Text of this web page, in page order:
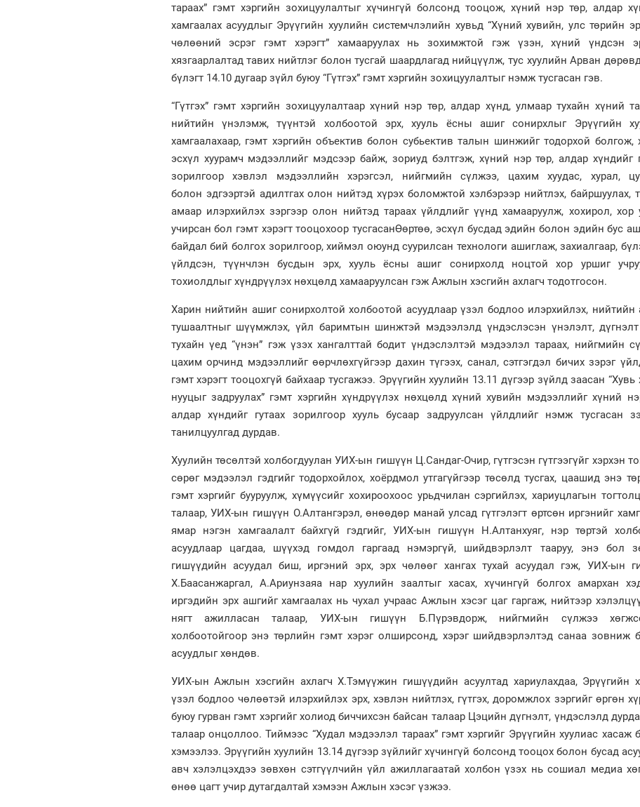
тараах” гэмт хэргийн зохицуулалтыг хүчингүй болсонд тооцож, хүний нэр төр, алдар
хамгаалах асуудлыг Эрүүгийн хуулийн системчлэлийн хувьд “Хүний хувийн, улс төрийн
чөлөөний эсрэг гэмт хэрэгт” хамааруулах нь зохимжтой гэж үзэн, хүний үндсэн
хязгаарлалтад тавих нийтлэг болон тусгай шаардлагад нийцүүлж, тус хуулийн Арван
бүлэгт 14.10 дугаар зүйл буюу “Гүтгэх” гэмт хэргийн зохицуулалтыг нэмж тусгасан гэв.
“Гүтгэх” гэмт хэргийн зохицуулалтаар хүний нэр төр, алдар хүнд, улмаар тухайн хүний
нийтийн үнэлэмж, түүнтэй холбоотой эрх, хууль ёсны ашиг сонирхлыг Эрүүгийн
хамгаалахаар, гэмт хэргийн объектив болон субьектив талын шинжийг тодорхой болгож,
эсхүл хуурамч мэдээллийг мэдсээр байж, зориуд бэлтгэж, хүний нэр төр, алдар хүндийг
зорилгоор хэвлэл мэдээллийн хэрэгсэл, нийгмийн сүлжээ, цахим хуудас, хурал,
болон эдгээртэй адилтгах олон нийтэд хүрэх боломжтой хэлбэрээр нийтлэх, байршуулах,
амаар илэрхийлэх зэргээр олон нийтэд тараах үйлдлийг үүнд хамааруулж, хохирол, хор
учирсан бол гэмт хэрэгт тооцохоор тусгасанӨөртөө, эсхүл бусдад эдийн болон эдийн бус
байдал бий болгох зорилгоор, хиймэл оюунд суурилсан технологи ашиглаж, захиалгаар,
үйлдсэн, түүнчлэн бусдын эрх, хууль ёсны ашиг сонирхолд ноцтой хор уршиг
тохиолдлыг хүндрүүлэх нөхцөлд хамааруулсан гэж Ажлын хэсгийн ахлагч тодотгосон.
Харин нийтийн ашиг сонирхолтой холбоотой асуудлаар үзэл бодлоо илэрхийлэх, нийтийн
тушаалтныг шүүмжлэх, үйл баримтын шинжтэй мэдээлэлд үндэслэсэн үнэлэлт, дүгнэлт
тухайн үед “үнэн” гэж үзэх хангалттай бодит үндэслэлтэй мэдээлэл тараах, нийгмийн
цахим орчинд мэдээллийг өөрчлөхгүйгээр дахин түгээх, санал, сэтгэгдэл бичих зэрэг
гэмт хэрэгт тооцохгүй байхаар тусгажээ. Эрүүгийн хуулийн 13.11 дүгээр зүйлд заасан “Хувь
нууцыг задруулах” гэмт хэргийн хүндрүүлэх нөхцөлд хүний хувийн мэдээллийг хүний
алдар хүндийг гутаах зорилгоор хууль бусаар задруулсан үйлдлийг нэмж тусгасан
танилцуулгад дурдав.
Хуулийн төсөлтэй холбогдуулан УИХ-ын гишүүн Ц.Сандаг-Очир, гүтгэсэн гүтгээгүйг хэрхэн
сөрөг мэдээлэл гэдгийг тодорхойлох, хоёрдмол утгагүйгээр төсөлд тусгах, цаашид энэ
гэмт хэргийг бууруулж, хүмүүсийг хохироохоос урьдчилан сэргийлэх, хариуцлагын
талаар, УИХ-ын гишүүн О.Алтангэрэл, өнөөдөр манай улсад гүтгэлэгт өртсөн иргэнийг
ямар нэгэн хамгаалалт байхгүй гэдгийг, УИХ-ын гишүүн Н.Алтанхуяг, нэр төртэй
асуудлаар цагдаа, шүүхэд гомдол гаргаад нэмэргүй, шийдвэрлэлт тааруу, энэ бол
гишүүдийн асуудал биш, иргэний эрх, эрх чөлөөг хангах тухай асуудал гэж, УИХ-ын
Х.Баасанжаргал, А.Ариунзаяа нар хуулийн заалтыг хасах, хүчингүй болгох амархан
иргэдийн эрх ашгийг хамгаалах нь чухал учраас Ажлын хэсэг цаг гаргаж, нийтээр
нягт ажилласан талаар, УИХ-ын гишүүн Б.Пүрэвдорж, нийгмийн сүлжээ
холбоотойгоор энэ төрлийн гэмт хэрэг олширсонд, хэрэг шийдвэрлэлтэд санаа зовниж
асуудлыг хөндөв.
УИХ-ын Ажлын хэсгийн ахлагч Х.Тэмүүжин гишүүдийн асуултад хариулахдаа, Эрүүгийн
үзэл бодлоо чөлөөтэй илэрхийлэх эрх, хэвлэн нийтлэх, гүтгэх, доромжлох зэргийг өргөн
буюу гурван гэмт хэргийг холиод биччихсэн байсан талаар Цэцийн дүгнэлт, үндэслэлд
талаар онцоллоо. Тиймээс “Худал мэдээлэл тараах” гэмт хэргийг Эрүүгийн хуулиас хасаж
хэмээлээ. Эрүүгийн хуулийн 13.14 дүгээр зүйлийг хүчингүй болсонд тооцох болон бусад
авч хэлэлцэхдээ зөвхөн сэтгүүлчийн үйл ажиллагаатай холбон үзэх нь сошиал медиа
өнөө цагт учир дутагдалтай хэмээн Ажлын хэсэг үзжээ.